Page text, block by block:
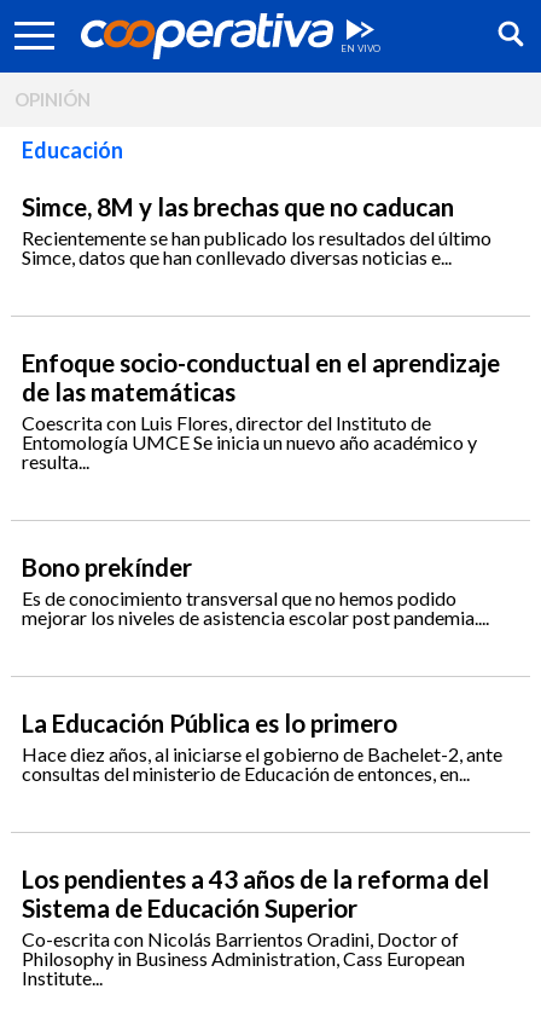
Síguenos:
OPINIÓN
Educación
Simce, 8M y las brechas que no caducan
Recientemente se han publicado los resultados del último
Simce, datos que han conllevado diversas noticias e...
Enfoque socio-conductual en el aprendizaje
de las matemáticas
Coescrita con Luis Flores, director del Instituto de
Entomología UMCE Se inicia un nuevo año académico y
resulta...
Bono prekínder
Es de conocimiento transversal que no hemos podido
mejorar los niveles de asistencia escolar post pandemia....
La Educación Pública es lo primero
Hace diez años, al iniciarse el gobierno de Bachelet-2, ante
consultas del ministerio de Educación de entonces, en...
Los pendientes a 43 años de la reforma del
Sistema de Educación Superior
Co-escrita con Nicolás Barrientos Oradini, Doctor of
Philosophy in Business Administration, Cass European
Institute...